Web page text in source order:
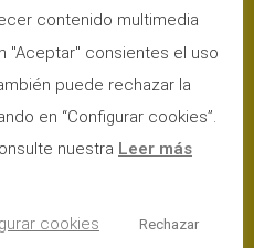
adaptarte
a la
de examen.
cochesautomáticos,
contenido multimedia
"Aceptar" consientes el uso
puede rechazar la
en “Configurar cookies”.
nuestra Leer más
cookies Rechazar